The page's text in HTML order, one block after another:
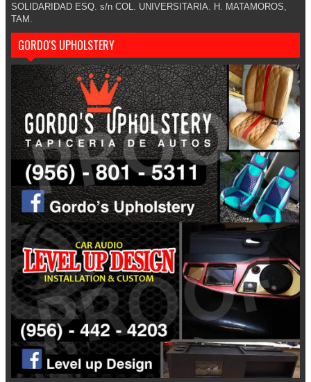
SOLIDARIDAD ESQ. s/n COL. UNIVERSITARIA. H. MATAMOROS,
TAM.
GORDO'S UPHOLSTERY